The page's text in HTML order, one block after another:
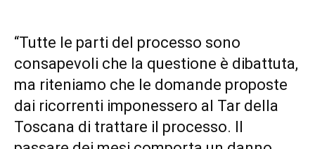
“Tutte le parti del processo sono
consapevoli che la questione è dibattuta,
ma riteniamo che le domande proposte
dai ricorrenti imponessero al Tar della
Toscana di trattare il processo. Il